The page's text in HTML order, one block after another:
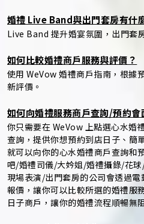
婚禮 Live Band與出門套房有什
Live Band 提升婚宴氛圍，出門套
如何比較婚禮商戶服務與評價？
使用 WeVow 婚禮商戶指南，根據
新評價。
如何向婚禮服務商戶查詢/預約會
你只需要在 WeVow 上點選心水婚
查詢，提供你想預約到店日子、簡
就可以向你的心水婚禮商戶查詢和
吧/婚禮司儀/大妗姐/婚禮攝錄/花
現場表演/出門套房的公司會透過
報價，讓你可以比較所選的婚禮服
日子商戶，讓你的婚禮流程順暢無